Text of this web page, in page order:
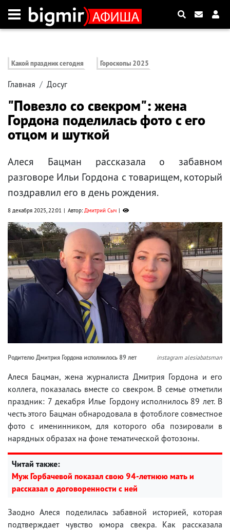
Какой праздник сегодня Гороскопы 2025
Главная Досуг
"Повезло со свекром": жена
Гордона поделилась фото с его
отцом и шуткой
Алеся Бацман рассказала о забавном
разговоре Ильи Гордона с товарищем, который
поздравлил его в день рождения.
8 декабря 2025, 22:01 Автор:Дмитрий Сыч
Родителю Дмитрия Гордона исполнилось 89 лет instagram alesiabatsman
Алеся Бацман, жена журналиста Дмитрия Гордона и его
коллега, показалась вместе со свекром. В семье отметили
праздник: 7 декабря Илье Гордону исполнилось 89 лет. В
честь этого Бацман обнародовала в фотоблоге совместное
фото с именинником, для которого оба позировали в
нарядных образах на фоне тематической фотозоны.
Читай также:
Муж Горбачевой показал свою 94-летнюю мать и
рассказал о договоренности с ней
Заодно Алеся поделилась забавной историей, которая
подтверждает чувство юмора свекра. Как рассказала